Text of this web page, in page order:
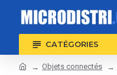
CATÉGORIES
Objets connectés